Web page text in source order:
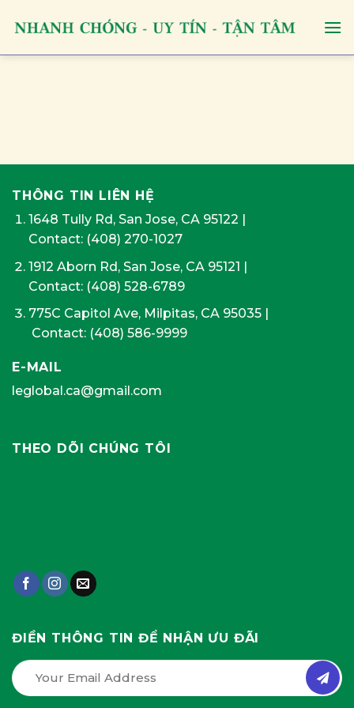
THÔNG TIN LIÊN HỆ
1648 Tully Rd, San Jose, CA 95122 |
Contact: (408) 270-1027
1912 Aborn Rd, San Jose, CA 95121 |
Contact: (408) 528-6789
775C Capitol Ave, Milpitas, CA 95035|
Contact: (408) 586-9999
E-MAIL
leglobal.ca@gmail.com
THEO DÕI CHÚNG TÔI
ĐIỀN THÔNG TIN ĐỂ NHẬN ƯU ĐÃI